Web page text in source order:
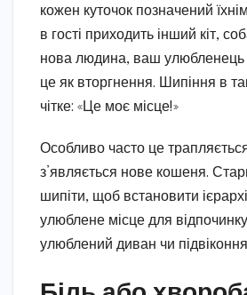
кожен куточок позначений
в гості приходить інший кіт,
нова людина, ваш
це як вторгнення. Шипіння в
чітке: «Це моє місце!»
Особливо часто це
з’являється нове кошеня.
шипіти, щоб встановити
улюблене місце для
улюблений диван чи